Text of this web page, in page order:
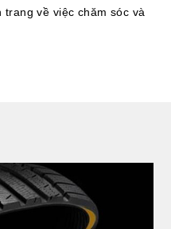
về việc chăm sóc và
TÔ KHÔNG SĂM ĐÚNG CHUẨN